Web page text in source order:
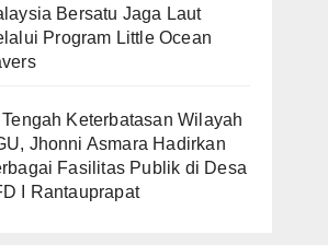
Bersatu Jaga Laut
Program Little Ocean
Tengah Keterbatasan Wilayah
Jhonni Asmara Hadirkan
Fasilitas Publik di Desa
I Rantauprapat